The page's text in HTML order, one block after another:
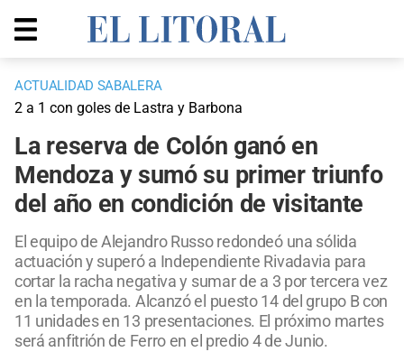
ACTUALIDAD SABALERA
2 a 1 con goles de Lastra y Barbona
La reserva de Colón ganó en
Mendoza y sumó su primer triunfo
del año en condición de visitante
El equipo de Alejandro Russo redondeó una sólida
actuación y superó a Independiente Rivadavia para
cortar la racha negativa y sumar de a 3 por tercera vez
en la temporada. Alcanzó el puesto 14 del grupo B con
11 unidades en 13 presentaciones. El próximo martes
será anfitrión de Ferro en el predio 4 de Junio.